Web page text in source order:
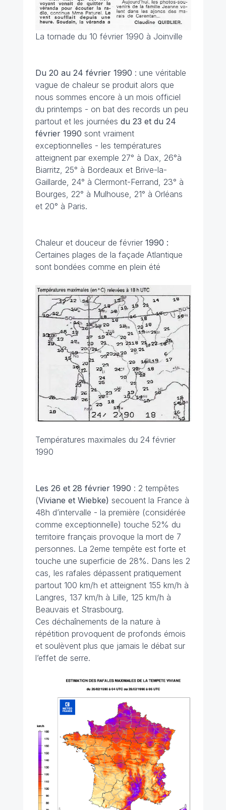
La tornade du 10 février 1990 à Joinville
Du 20 au 24 février 1990 : une véritable
vague de chaleur se produit alors que
nous sommes encore à un mois officiel
du printemps - on bat des records un peu
partout et les journées du 23 et du 24
février 1990 sont vraiment
exceptionnelles - les températures
atteignent par exemple 27° à Dax, 26°à
Biarritz, 25° à Bordeaux et Brive-la-
Gaillarde, 24° à Clermont-Ferrand, 23° à
Bourges, 22° à Mulhouse, 21° à Orléans
et 20° à Paris.
Chaleur et douceur de février 1990 :
Certaines plages de la façade Atlantique
sont bondées comme en plein été
Températures maximales du 24 février
1990
Les 26 et 28 février 1990 : 2 tempêtes
(Viviane et Wiebke) secouent la France à
48h d’intervalle - la première (considérée
comme exceptionnelle) touche 52% du
territoire français provoque la mort de 7
personnes. La 2eme tempête est forte et
touche une superficie de 28%. Dans les 2
cas, les rafales dépassent pratiquement
partout 100 km/h et atteignent 155 km/h à
Langres, 137 km/h à Lille, 125 km/h à
Beauvais et Strasbourg.
Ces déchaînements de la nature à
répétition provoquent de profonds émois
et soulèvent plus que jamais le débat sur
l’effet de serre.